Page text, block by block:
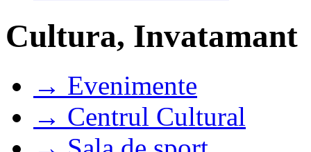
Cultura, Invatamant
→ Evenimente
→ Centrul Cultural